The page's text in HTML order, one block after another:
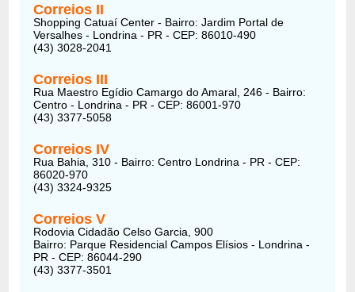
Correios II
Shopping Catuaí Center - Bairro: Jardim Portal de
Versalhes - Londrina - PR - CEP: 86010-490
(43) 3028-2041
Correios III
Rua Maestro Egídio Camargo do Amaral, 246 - Bairro:
Centro - Londrina - PR - CEP: 86001-970
(43) 3377-5058
Correios IV
Rua Bahia, 310 - Bairro: Centro Londrina - PR - CEP:
86020-970
(43) 3324-9325
Correios V
Rodovia Cidadão Celso Garcia, 900
Bairro: Parque Residencial Campos Elísios - Londrina -
PR - CEP: 86044-290
(43) 3377-3501